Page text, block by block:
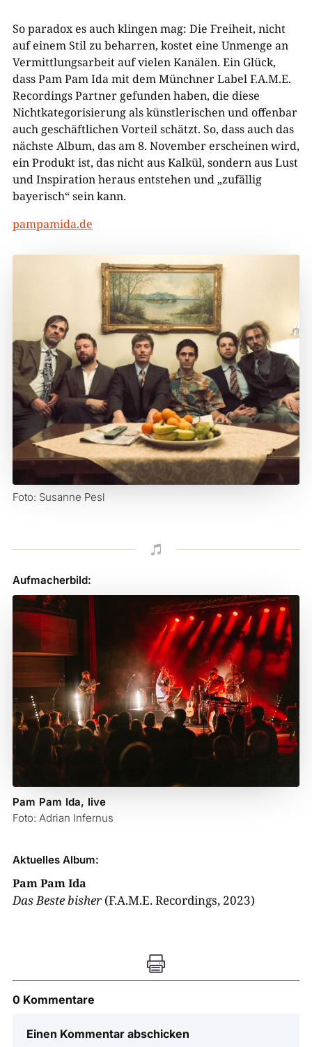
So paradox es auch klingen mag: Die Freiheit, nicht
auf einem Stil zu beharren, kostet eine Unmenge an
Vermittlungsarbeit auf vielen Kanälen. Ein Glück,
dass Pam Pam Ida mit dem Münchner Label F.A.M.E.
Recordings Partner gefunden haben, die diese
Nichtkategorisierung als künstlerischen und offenbar
auch geschäftlichen Vorteil schätzt. So, dass auch das
nächste Album, das am 8. November erscheinen wird,
ein Produkt ist, das nicht aus Kalkül, sondern aus Lust
und Inspiration heraus entstehen und „zufällig
bayerisch“ sein kann.
pampamida.de
Foto: Susanne Pesl

Aufmacherbild:
Pam Pam Ida, live
Foto: Adrian Infernus
Aktuelles Album:
Pam Pam Ida
Das Beste bisher(F.A.M.E. Recordings, 2023)

0 Kommentare
Einen Kommentar abschicken